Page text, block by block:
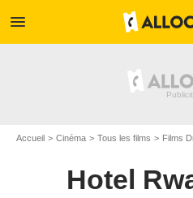
menu
Accueil Cinéma Tous les films Films
Hotel